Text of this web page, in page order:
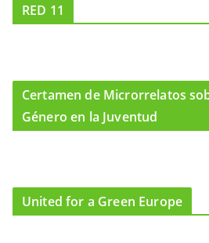
RED 11
Certamen de Microrrelatos
Género en la Juventud
United for a Green Europe